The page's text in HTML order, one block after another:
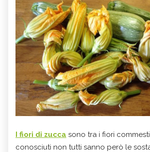
I fiori di zucca sono tra i fiori
conosciuti non tutti sanno però le